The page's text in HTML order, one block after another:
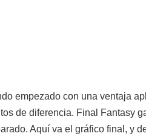
empezado con una ventaja
de diferencia. Final Fantasy
Aquí va el gráfico final, y